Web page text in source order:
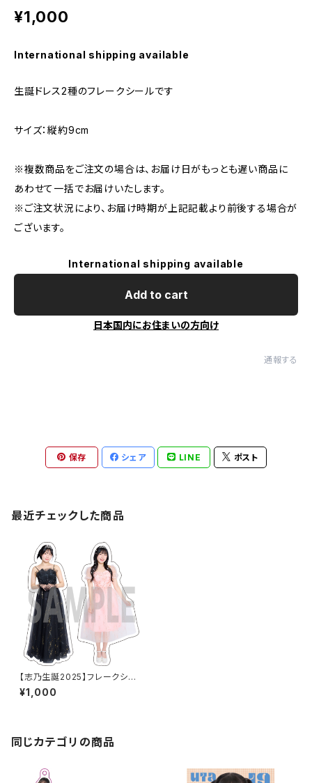
¥1,000
International shipping available
生誕ドレス2種のフレークシールです
サイズ：縦約9cm
※複数商品をご注文の場合は、お届け日がもっとも遅い商品に
あわせて一括でお届けいたします。
※ご注文状況により、お届け時期が上記記載より前後する場合が
ございます。
International shipping available
Add to cart
日本国内にお住まいの方向け
通報する
保存 シェア LINE ポスト
最近チェックした商品
【志乃生誕2025】フレークシー
ル2枚組
¥1,000
同じカテゴリの商品